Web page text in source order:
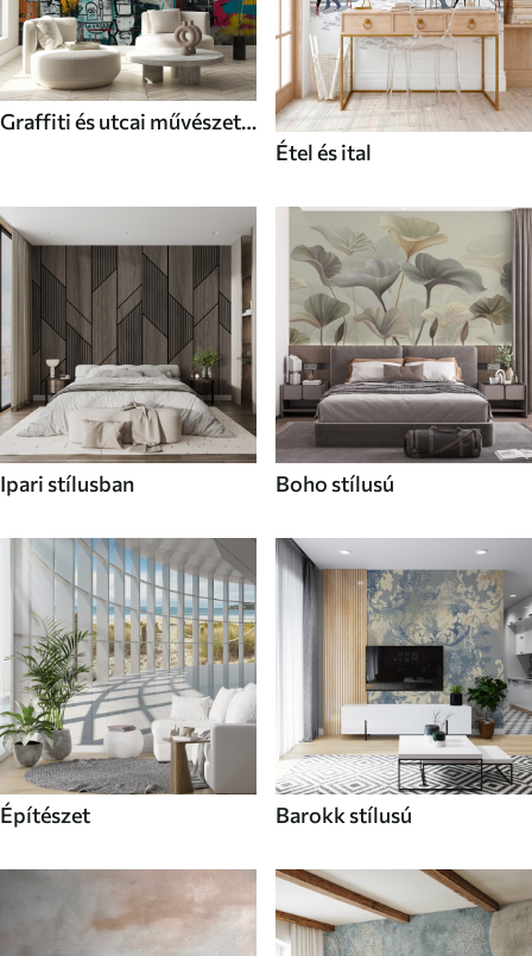
Graffiti és utcai művészet
Étel és ital
Ipari stílusban Boho stílusú
Építészet Barokk stílusú